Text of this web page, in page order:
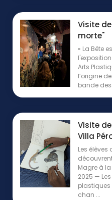
Visite
morte"
« La Bête
Arts
l’origine
bande
Visite
Villa
Les élèves
Magre à la
2025 —
plastiques
chan ...